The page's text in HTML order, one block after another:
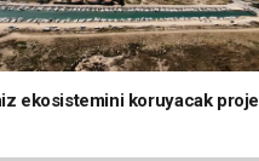
ekosistemini koruyacak proje